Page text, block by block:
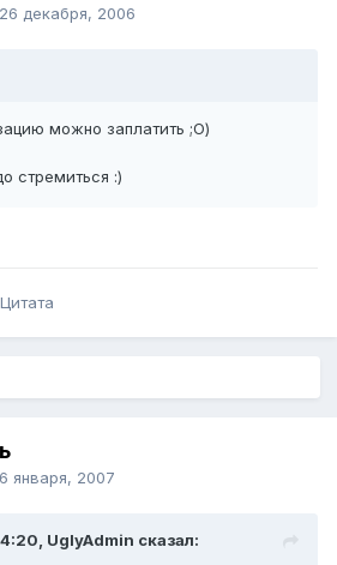
26 декабря, 2006
можно заплатить ;О)
стремиться :)
Цитата
6 января, 2007
UglyAdmin сказал: